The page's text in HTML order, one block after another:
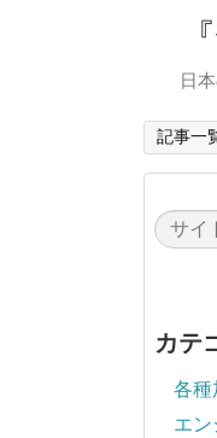
日
記事一
カテ
各種
エン